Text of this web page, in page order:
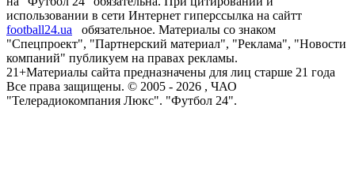
использовании в сети Интернет гиперссылка на сайтт
football24.ua
обязательное. Материалы со знаком
"Спецпроект", "Партнерский материал", "Реклама", "Новости
компаний" публикуем на правах рекламы.
21+Материалы сайта предназначены для лиц старше 21 года
Все права защищены. © 2005 - 2026 , ЧАО
"Телерадиокомпания Люкс". "Футбол 24".